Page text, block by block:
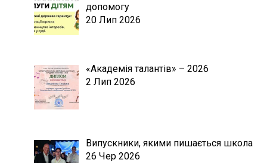
допомогу
20 Лип 2026
«Академія талантів» – 2026
2 Лип 2026
Випускники, якими пишається школа
26 Чер 2026